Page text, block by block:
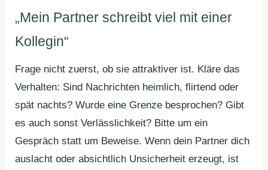
„Mein Partner schreibt viel mit einer
Kollegin“
Frage nicht zuerst, ob sie attraktiver ist. Kläre das
Verhalten: Sind Nachrichten heimlich, flirtend oder
spät nachts? Wurde eine Grenze besprochen? Gibt
es auch sonst Verlässlichkeit? Bitte um ein
Gespräch statt um Beweise. Wenn dein Partner dich
auslacht oder absichtlich Unsicherheit erzeugt, ist